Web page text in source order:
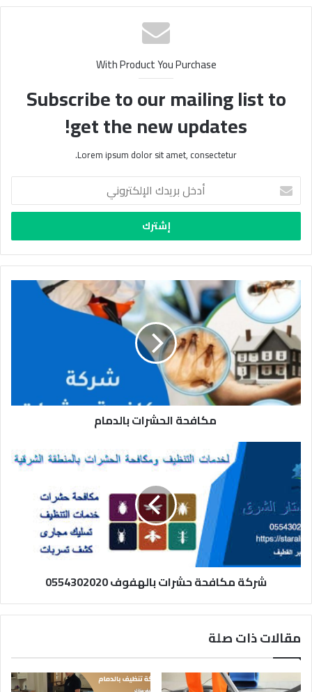
With Product You Purchase
Subscribe to our mailing list to
get the new updates!
Lorem ipsum dolor sit amet, consectetur.
أدخل
بريدك
الإلكتروني
مكافحة
الحشرات
بالدمام
مكافحة الحشرات بالدمام
مكافحة
حشرات
بالهفوف
0554302020
شركة مكافحة حشرات بالهفوف 0554302020
مقالات ذات صلة